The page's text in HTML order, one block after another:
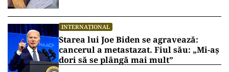
INTERNAȚIONAL
Starea lui Joe Biden se agravează:
cancerul a metastazat. Fiul său: „Mi-aș
dori să se plângă mai mult”